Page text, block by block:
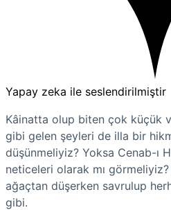
Yapay zeka ile seslendirilmiştir
Kâinatta olup biten çok küçük
gibi gelen şeyleri de illa bir
düşünmeliyiz? Yoksa Cenab-ı
neticeleri olarak mı
ağaçtan düşerken savrulup
gibi.